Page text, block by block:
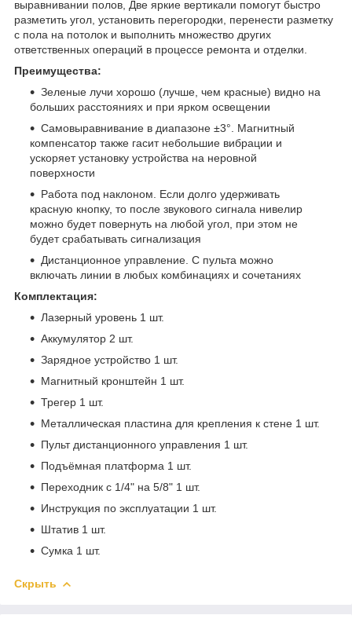
выравнивании полов, Две яркие вертикали помогут быстро
разметить угол, установить перегородки, перенести разметку
с пола на потолок и выполнить множество других
ответственных операций в процессе ремонта и отделки.
Преимущества:
Зеленые лучи хорошо (лучше, чем красные) видно на
больших расстояниях и при ярком освещении
Самовыравнивание в диапазоне ±3°. Магнитный
компенсатор также гасит небольшие вибрации и
ускоряет установку устройства на неровной
поверхности
Работа под наклоном. Если долго удерживать
красную кнопку, то после звукового сигнала нивелир
можно будет повернуть на любой угол, при этом не
будет срабатывать сигнализация
Дистанционное управление. С пульта можно
включать линии в любых комбинациях и сочетаниях
Комплектация:
Лазерный уровень 1 шт.
Аккумулятор 2 шт.
Зарядное устройство 1 шт.
Магнитный кронштейн 1 шт.
Трегер 1 шт.
Металлическая пластина для крепления к стене 1 шт.
Пульт дистанционного управления 1 шт.
Подъёмная платформа 1 шт.
Переходник с 1/4" на 5/8" 1 шт.
Инструкция по эксплуатации 1 шт.
Штатив 1 шт.
Сумка 1 шт.
Скрыть